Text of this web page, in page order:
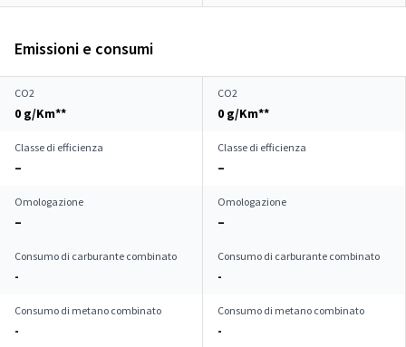
Emissioni e consumi
CO2
0 g/Km**
CO2
0 g/Km**
Classe di efficienza
–
Classe di efficienza
–
Omologazione
–
Omologazione
–
Consumo di carburante combinato
-
Consumo di carburante combinato
-
Consumo di metano combinato
-
Consumo di metano combinato
-